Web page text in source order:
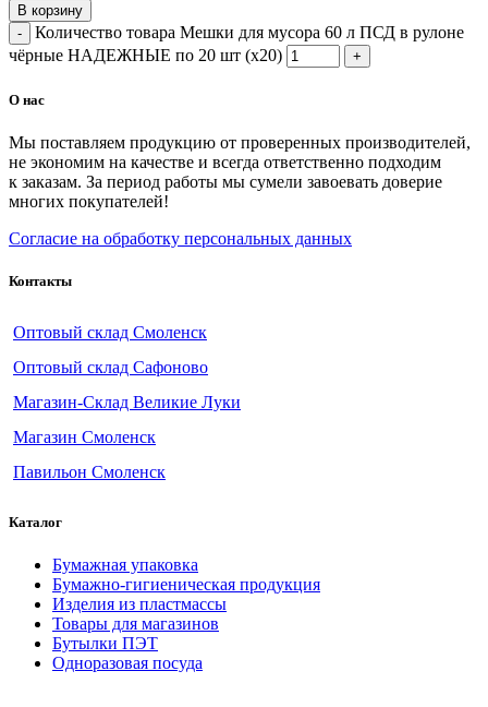
В корзину
Количество товара Мешки для мусора 60 л ПСД в рулоне
чёрные НАДЕЖНЫЕ по 20 шт (х20)
О нас
Мы поставляем продукцию от проверенных производителей,
не экономим на качестве и всегда ответственно подходим
к заказам. За период работы мы сумели завоевать доверие
многих покупателей!
Согласие на обработку персональных данных
Контакты
Оптовый склад Смоленск
Оптовый склад Сафоново
Магазин-Склад Великие Луки
Магазин Смоленск
Павильон Смоленск
Каталог
Бумажная упаковка
Бумажно-гигиеническая продукция
Изделия из пластмассы
Товары для магазинов
Бутылки ПЭТ
Одноразовая посуда